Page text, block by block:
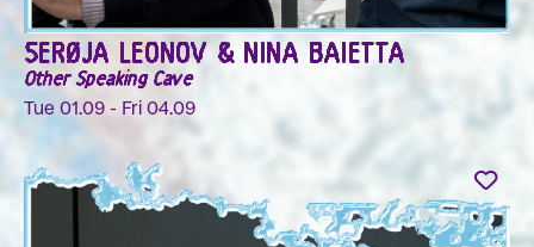
SERØJA LEONOV & NINA BAIETTA
Other Speaking Cave
Tue 01.09 - Fri 04.09